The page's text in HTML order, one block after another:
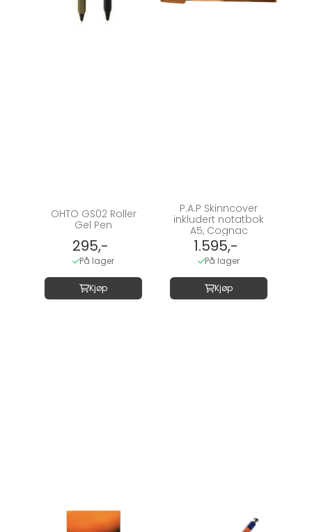
OHTO GS02 Roller
Gel Pen
295,-
På lager
Kjøp
P.A.P Skinncover
inkludert notatbok
A5, Cognac
1.595,-
På lager
Kjøp